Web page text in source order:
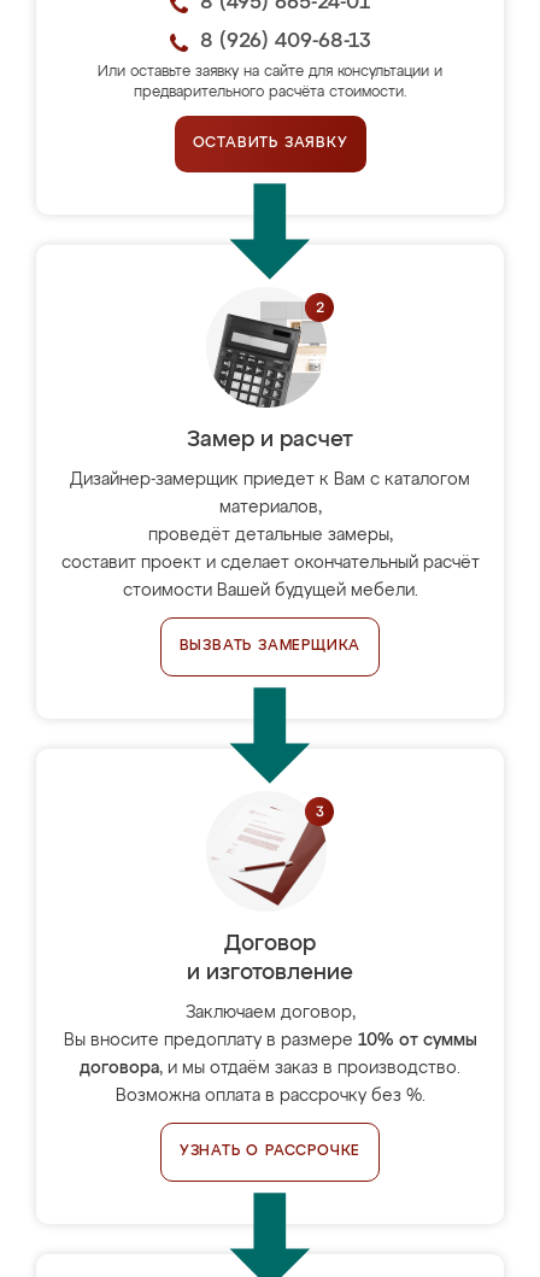
8 (926) 409-68-13
Или оставьте заявку на сайте для консультации и
предварительного расчёта стоимости.
ОСТАВИТЬ ЗАЯВКУ
Замер и расчет
Дизайнер-замерщик приедет к Вам с каталогом
материалов,
проведёт детальные замеры,
составит проект и сделает окончательный расчёт
стоимости Вашей будущей мебели.
ВЫЗВАТЬ ЗАМЕРЩИКА
Договор
и изготовление
Заключаем договор,
Вы вносите предоплату в размере 10% от суммы
договора, и мы отдаём заказ в производство.
Возможна оплата в рассрочку без %.
УЗНАТЬ О РАССРОЧКЕ